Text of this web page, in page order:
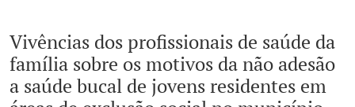
Vivências dos profissionais de saúde da
família sobre os motivos da não adesão
a saúde bucal de jovens residentes em